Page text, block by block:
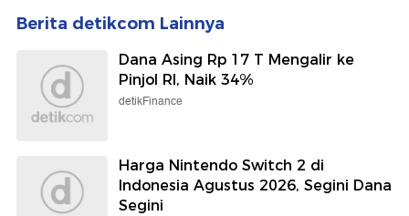
Berita detikcom Lainnya
Dana Asing Rp 17 T Mengalir ke
Pinjol RI, Naik 34%
detikFinance
Harga Nintendo Switch 2 di
Indonesia Agustus 2026, Segini Dana
Segini